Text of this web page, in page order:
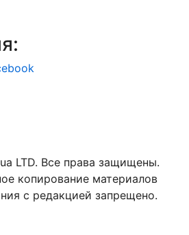
LTD. Все права защищены.
копирование материалов
с редакцией запрещено.